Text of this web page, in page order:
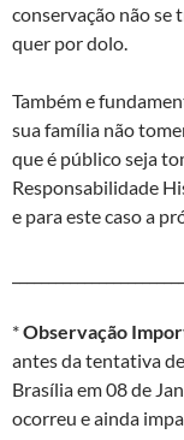
conservação não se
quer por dolo.
Também e
sua família não
que é público seja
Responsabilidade
e para este caso a
*Observação
antes da tentativa
Brasília em 08 de
ocorreu e ainda